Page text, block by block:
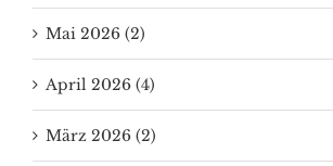
Mai 2026 (2)
April 2026 (4)
März 2026 (2)